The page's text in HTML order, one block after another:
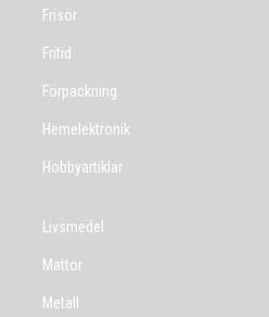
Frisör
Fritid
Förpackning
Hemelektronik
Hobbyartiklar
Livsmedel
Mattor
Metall